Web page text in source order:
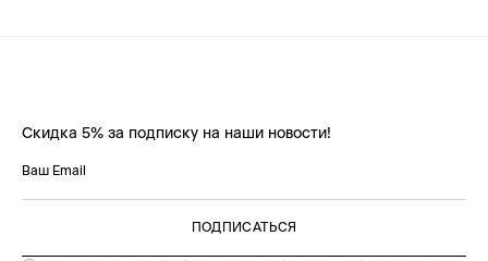
Скидка 5% за подписку на наши новости!
ПОДПИСАТЬСЯ